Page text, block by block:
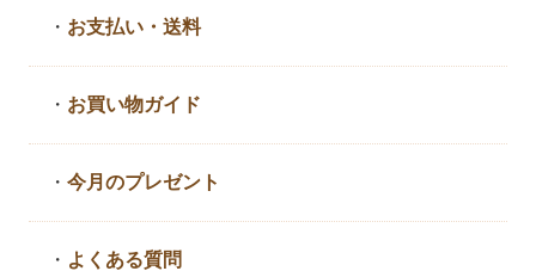
・ お支払い・送料
・ お買い物ガイド
・今月のプレゼント
・ よくある質問